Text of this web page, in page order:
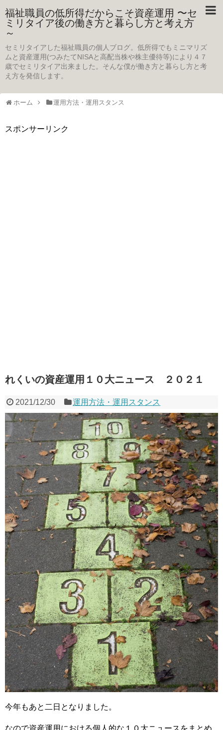
福祉職員の低所得だからこそ資産運用 〜セ
ミリタイア後の働き方と暮らし方と考え方
～
セミリタイアした福祉職員の個人ブログ。低所得でもミニマリズ
ムと資産運用(つみたてNISAと高配当株や株主優待等)により４７
歳でセミリタイア出来ました。そんな僕が働き方と暮らし方と考
え方を発信します。
ホーム 運用方法・運用スタンス
スポンサーリンク
れくいの資産運用１０大ニュース ２０２１
2021/12/30 運用方法・運用スタンス
今年もあと二日となりました。
なので資産運用における個人的な１０大ニュースをまとめ